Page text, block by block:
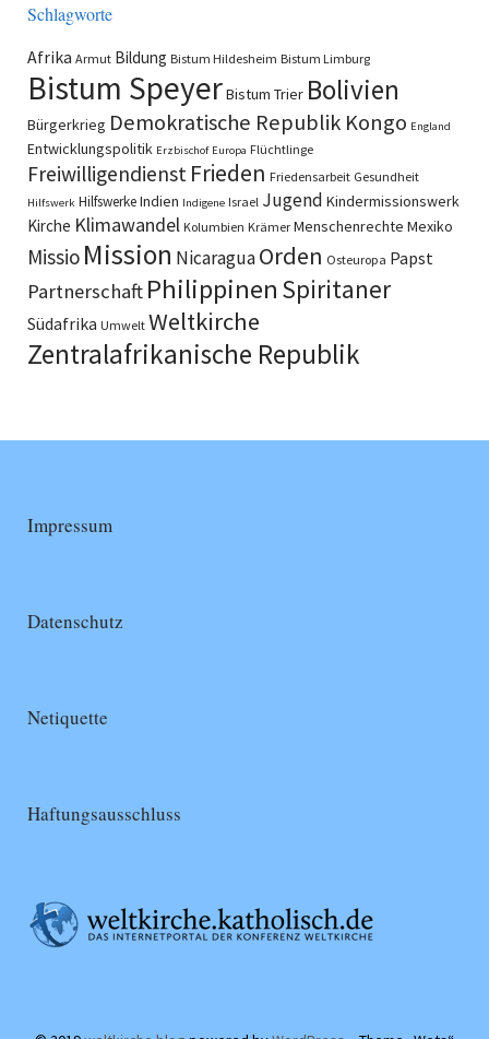
Schlagworte
Afrika Armut Bildung Bistum Hildesheim Bistum Limburg
Bistum SpeyerBistum Trier Bolivien
Bürgerkrieg Demokratische Republik Kongo England
Entwicklungspolitik Erzbischof Europa Flüchtlinge
Freiwilligendienst Frieden Friedensarbeit Gesundheit
Hilfswerk HilfswerkeIndien Indigene Israel Jugend Kindermissionswerk
Kirche Klimawandel Kolumbien Krämer Menschenrechte Mexiko
Missio Mission NicaraguaOrden Osteuropa Papst
Partnerschaft Philippinen Spiritaner
Südafrika Umwelt Weltkirche
Zentralafrikanische Republik
Impressum
Datenschutz
Netiquette
Haftungsausschluss